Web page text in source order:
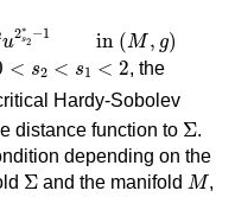
u2∗
s2 −1 in (M , g)
− s2 2 in ,
< s2 < s1 < 2
s 2< 1 <2 , the
Hardy-Sobolev
distance function to Σ
Σ.
depending on the
Σ
Σ and the manifold M
M ,